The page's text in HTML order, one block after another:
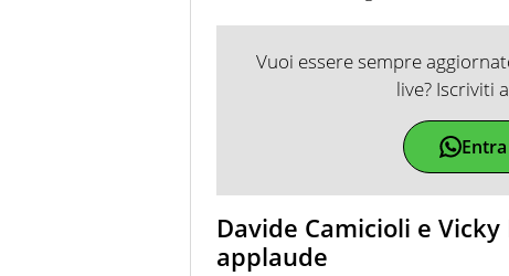
Vuoi essere sempre
live? Iscriviti
Davide Camicioli e
applaude